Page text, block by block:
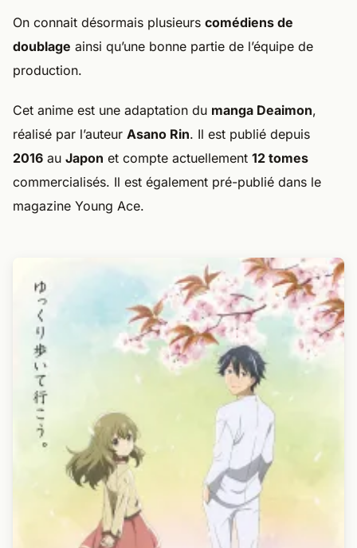
On connait désormais plusieurs comédiens de
doublage ainsi qu’une bonne partie de l’équipe de
production.
Cet anime est une adaptation du manga Deaimon,
réalisé par l’auteur Asano Rin. Il est publié depuis
2016 au Japon et compte actuellement 12 tomes
commercialisés. Il est également pré-publié dans le
magazine Young Ace.